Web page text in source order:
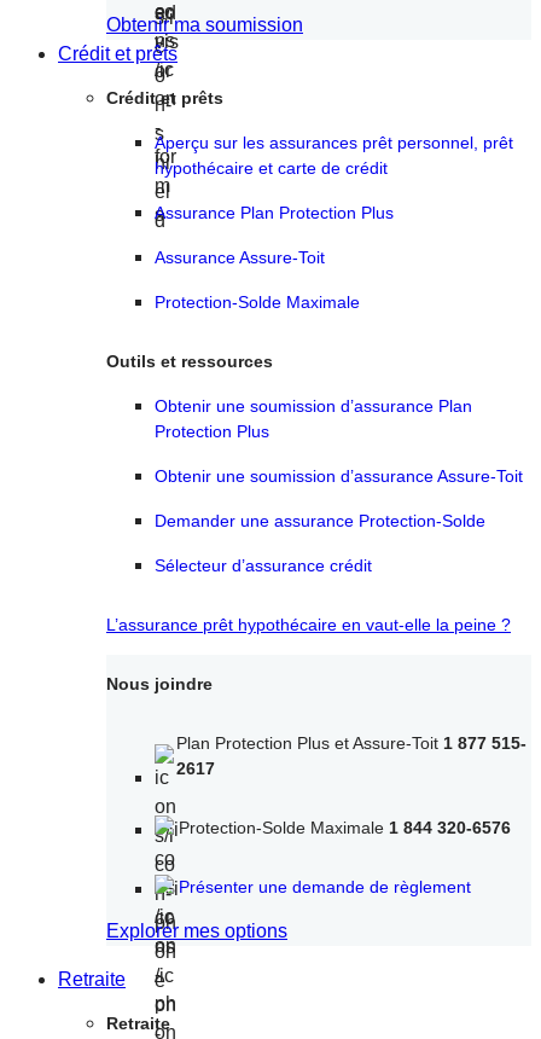
Obtenir ma soumission
Crédit et prêts
Crédit et prêts
Aperçu sur les assurances prêt personnel, prêt
hypothécaire et carte de crédit
Assurance Plan Protection Plus
Assurance Assure-Toit
Protection-Solde Maximale
Outils et ressources
Obtenir une soumission d’assurance Plan
Protection Plus
Obtenir une soumission d’assurance Assure-Toit
Demander une assurance Protection-Solde
Sélecteur d’assurance crédit
L’assurance prêt hypothécaire en vaut-elle la peine ?
Nous joindre
Plan Protection Plus et Assure-Toit 1 877 515-
2617
Protection-Solde Maximale 1 844 320-6576
Présenter une demande de règlement
Explorer mes options
Retraite
Retraite